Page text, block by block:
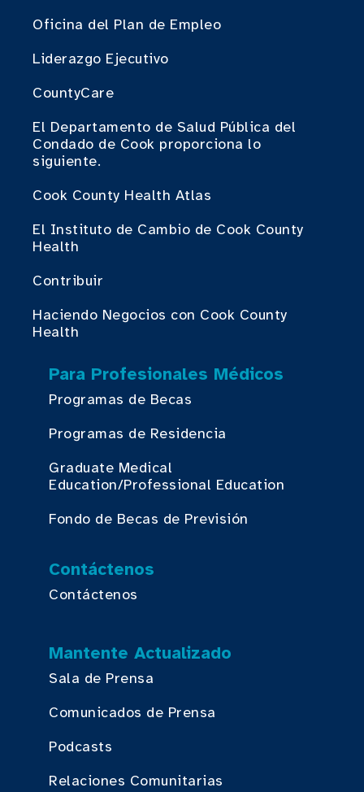
Oficina del Plan de Empleo
Liderazgo Ejecutivo
CountyCare
El Departamento de Salud Pública del
Condado de Cook proporciona lo
siguiente.
Cook County Health Atlas
El Instituto de Cambio de Cook County
Health
Contribuir
Haciendo Negocios con Cook County
Health
Para Profesionales Médicos
Programas de Becas
Programas de Residencia
Graduate Medical
Education/Professional Education
Fondo de Becas de Previsión
Contáctenos
Contáctenos
Mantente Actualizado
Sala de Prensa
Comunicados de Prensa
Podcasts
Relaciones Comunitarias